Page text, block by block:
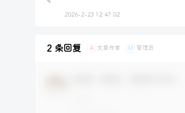
2026-2-23 12:47:02
2 条回复 A 文章作者 M 管理员